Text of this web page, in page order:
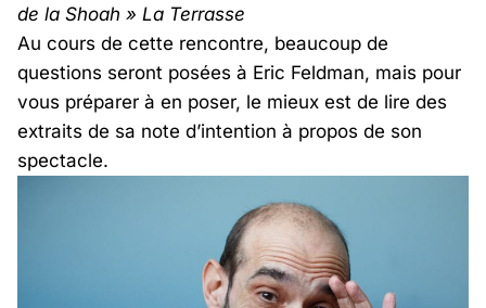
de la Shoah » La Terrasse
Au cours de cette rencontre, beaucoup de
questions seront posées à Eric Feldman, mais pour
vous préparer à en poser, le mieux est de lire des
extraits de sa note d’intention à propos de son
spectacle.